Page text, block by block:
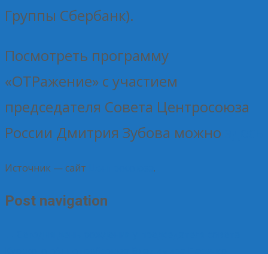
Группы Сбербанк).
Посмотреть программу
«ОТРажение» с участием
председателя Совета Центросоюза
России Дмитрия Зубова можно
Источник — сайт .
Post navigation